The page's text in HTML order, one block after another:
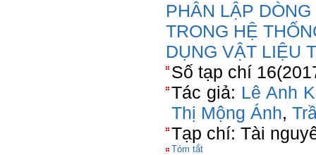
PHÂN LẬP
TRONG HỆ
DỤNG VẬT LIỆU
Số tạp chí
Tác giả: Lê Anh
Thị Mộng Ánh,
Tạp chí: Tài
Tóm tắt